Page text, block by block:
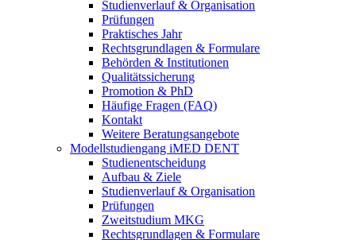
Studienverlauf & Organisation
Prüfungen
Praktisches Jahr
Rechtsgrundlagen & Formulare
Behörden & Institutionen
Qualitätssicherung
Promotion & PhD
Häufige Fragen (FAQ)
Kontakt
Weitere Beratungsangebote
Modellstudiengang iMED DENT
Studienentscheidung
Aufbau & Ziele
Studienverlauf & Organisation
Prüfungen
Zweitstudium MKG
Rechtsgrundlagen & Formulare